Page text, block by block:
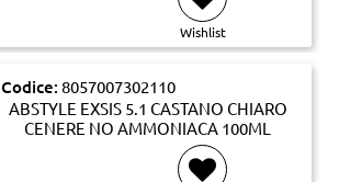
Wishlist
Codice: 8057007302110
ABSTYLE EXSIS 5.1 CASTANO CHIARO
CENERE NO AMMONIACA 100ML